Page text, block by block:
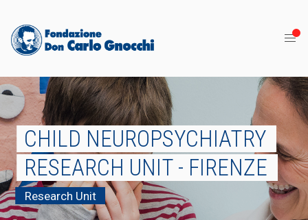
CHILD NEUROPSYCHIATRY
RESEARCH UNIT - FIRENZE
Research Unit